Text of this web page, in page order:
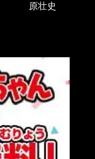
原壮史